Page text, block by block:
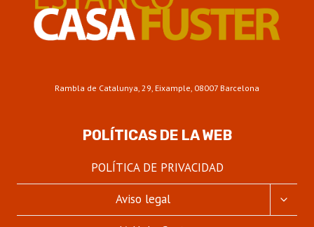
Rambla de Catalunya, 29, Eixample, 08007 Barcelona
POLÍTICAS DE LA WEB
POLÍTICA DE PRIVACIDAD
Aviso legal